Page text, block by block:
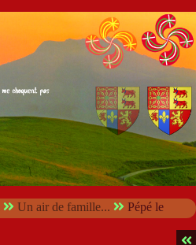
Un air de famille...
Pépé le